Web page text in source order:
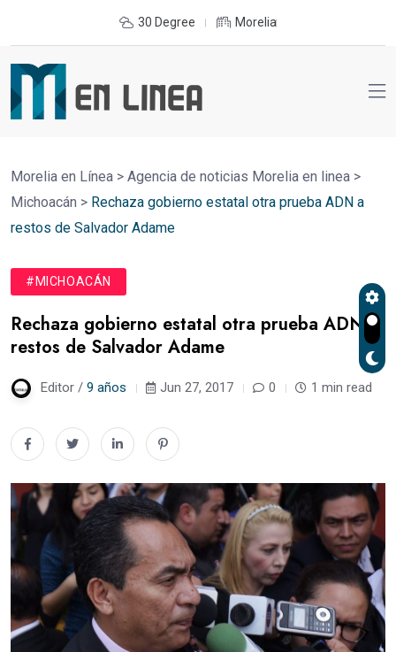
30 Degree Morelia
Morelia en Línea > Agencia de noticias Morelia en linea >
Michoacán > Rechaza gobierno estatal otra prueba ADN a
restos de Salvador Adame
#MICHOACÁN
Rechaza gobierno estatal otra prueba ADN a
restos de Salvador Adame
Editor / 9 años Jun 27, 2017 0 1 min read